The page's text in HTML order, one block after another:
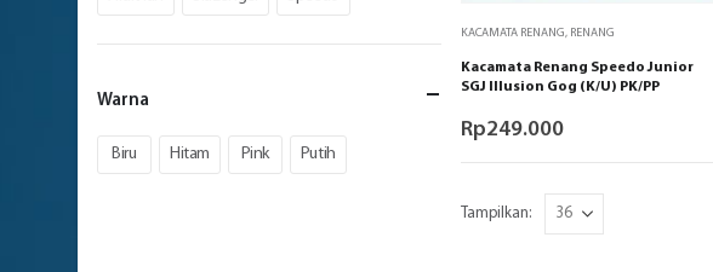
KACAMATA RENANG, RENANG
Kacamata Renang Speedo Junior
SGJ Illusion Gog (K/U) PK/PP
Rp249.000
Tampilkan:
Warna
Biru Hitam Pink Putih